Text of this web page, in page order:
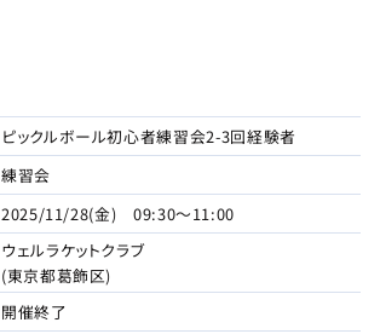
ピックルボール初心者練習会2-3回経験者
練習会
2025/11/28(金) 09:30～11:00
ウェルラケットクラブ
(東京都葛飾区)
開催終了